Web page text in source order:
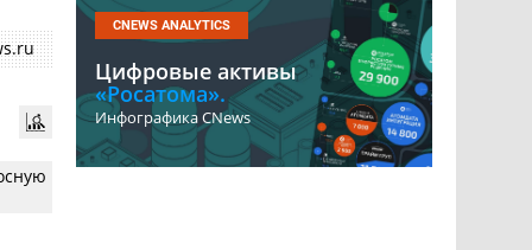
CNEWS ANALYTICS
Цифровые активы
«Росатома».
Инфографика CNews